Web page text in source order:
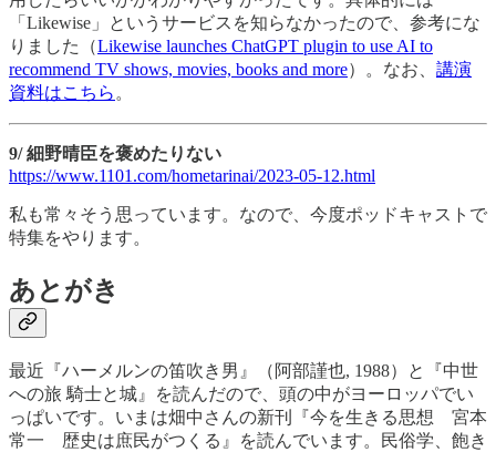
「Likewise」というサービスを知らなかったので、参考にな
りました（Likewise launches ChatGPT plugin to use AI to
recommend TV shows, movies, books and more）。なお、 講演
資料はこちら 。
9/ 細野晴臣を褒めたりない
https://www.1101.com/hometarinai/2023-05-12.html
私も常々そう思っています。なので、今度ポッドキャストで
特集をやります。
あとがき
最近『ハーメルンの笛吹き男』（阿部謹也, 1988）と『中世
への旅 騎士と城』を読んだので、頭の中がヨーロッパでい
っぱいです。いまは畑中さんの新刊『今を生きる思想 宮本
常一 歴史は庶民がつくる』を読んでいます。民俗学、飽き